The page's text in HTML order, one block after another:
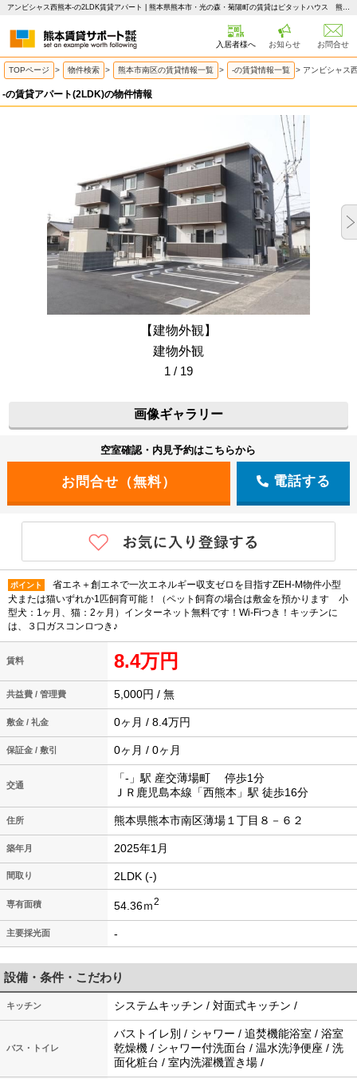
アンビシャス西熊本-の2LDK賃貸アパート | 熊本県熊本市・光の森・菊陽町の賃貸はピタットハウス 熊本賃貸サポート
入居者様へ お知らせ お問合せ
TOPページ > 物件検索 > 熊本市南区の賃貸情報一覧 > -の賃貸情報一覧 > アンビシャス
-の賃貸アパート(2LDK)の物件情報
【建物外観】
建物外観
1 / 19
画像ギャラリー
空室確認・内見予約はこちらから
電話する
ポイント
省エネ＋創エネで一次エネルギー収支ゼロを目指すZEH-M物件小型
犬または猫いずれか1匹飼育可能！（ペット飼育の場合は敷金を預かります 小
型犬：1ヶ月、猫：2ヶ月）インターネット無料です！Wi-Fiつき！キッチンに
は、３口ガスコンロつき♪
賃料 8.4万円
共益費 / 管理費 5,000円 / 無
敷金 / 礼金 0ヶ月 / 8.4万円
保証金 / 敷引 0ヶ月 / 0ヶ月
交通
「-」駅 産交薄場町 停歩1分
ＪＲ鹿児島本線「西熊本」駅 徒歩16分
住所 熊本県熊本市南区薄場１丁目８－６２
築年月 2025年1月
間取り 2LDK (-)
専有面積 54.36ｍ2
主要採光面 -
設備・条件・こだわり
キッチン システムキッチン / 対面式キッチン /
バス・トイレ
バストイレ別 / シャワー / 追焚機能浴室 / 浴室
乾燥機 / シャワー付洗面台 / 温水洗浄便座 / 洗
面化粧台 / 室内洗濯機置き場 /